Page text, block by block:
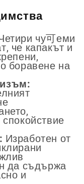
чу可еми
че капакът и
боравене на
Изработен от
да съдържа
и